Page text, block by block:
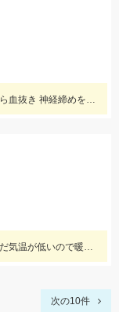
釣ったサカナはすぐに締めず港に着いてから血抜き 神経締めをしますので旨さ 食感が違い過ぎますッ‼︎
三遠南信道鳳来狭ICから１時間、朝晩はまだ気温が低いので暖かな格好で出かけて下さい。
次の10件